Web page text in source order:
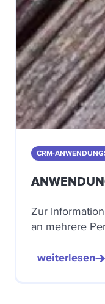
CRM-
Zur
an mehrere
weiterlesen